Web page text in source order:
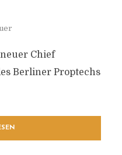
Chief
Berliner Proptechs